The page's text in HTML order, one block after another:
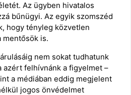
Az ügyben hivatalos
bűnügyi. Az egyik szomszéd
hogy tényleg közvetlen
mentősök is.
nem sokat tudhatunk
azért felhívnánk a figyelmet –
a médiában eddig megjelent
jogos önvédelmet